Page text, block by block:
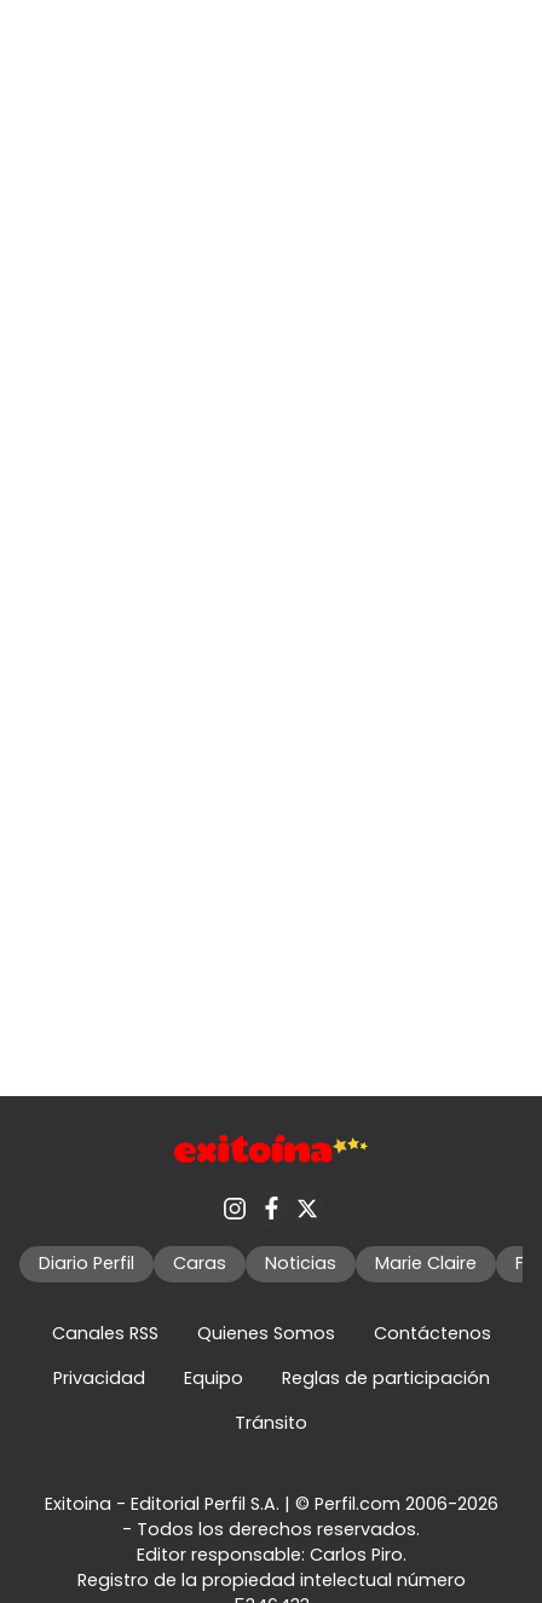
Diario Perfil Caras Noticias Marie Claire
Canales RSS Quienes Somos
Contáctenos
Privacidad
Equipo
Reglas de participación
Tránsito
Exitoina - Editorial Perfil S.A. | © Perfil.com 2006-2026
- Todos los derechos reservados.
Editor responsable: Carlos Piro.
Registro de la propiedad intelectual número